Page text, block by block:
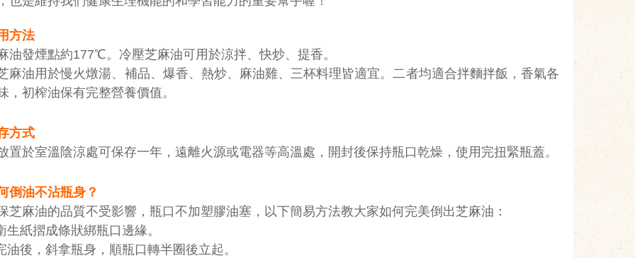
方法
油發煙點約177℃。冷壓芝麻油可用於涼拌、快炒、提香。
麻油用於慢火燉湯、補品、爆香、熱炒、麻油雞、三杯料理皆適宜。二者均適合拌麵拌飯，香氣各
，初榨油保有完整營養價值。
方式
置於室溫陰涼處可保存一年，遠離火源或電器等高溫處，開封後保持瓶口乾燥，使用完扭緊瓶蓋。
倒油不沾瓶身？
芝麻油的品質不受影響，瓶口不加塑膠油塞，以下簡易方法教大家如何完美倒出芝麻油：
生紙摺成條狀綁瓶口邊緣。
油後，斜拿瓶身，順瓶口轉半圈後立起。